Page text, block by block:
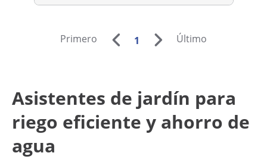
Primero 1 Último
Asistentes de jardín para
riego eficiente y ahorro de
agua